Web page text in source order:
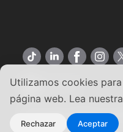
Utilizamos cookies
página web. Lea nuestra
Rechazar Aceptar
Español
Copyright ©2026
Condiciones de uso